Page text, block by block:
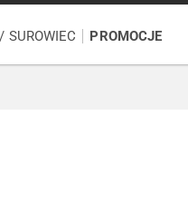
SUROWIEC PROMOCJE